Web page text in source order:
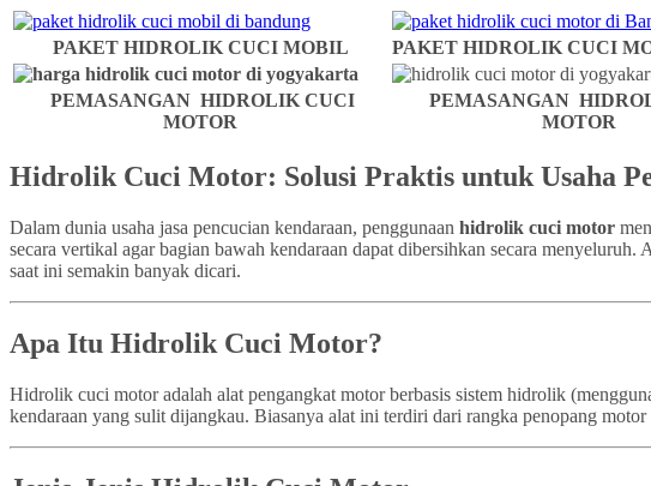
PAKET HIDROLIK CUCI MOBIL PAKET HIDROLIK CUCI
PEMASANGAN HIDROLIK CUCI
MOTOR
PEMASANGAN
MOTOR
Hidrolik Cuci Motor: Solusi Praktis untuk Usaha
Dalam dunia usaha jasa pencucian kendaraan, penggunaan hidrolik cuci motor
secara vertikal agar bagian bawah kendaraan dapat dibersihkan secara
saat ini semakin banyak dicari.
Apa Itu Hidrolik Cuci Motor?
Hidrolik cuci motor adalah alat pengangkat motor berbasis sistem hidrolik
kendaraan yang sulit dijangkau. Biasanya alat ini terdiri dari rangka penopang